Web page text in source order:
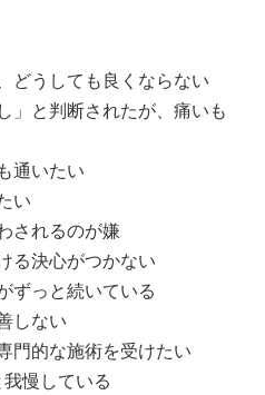
どうしても良くならない
」と判断されたが、痛いも
通いたい
い
されるのが嫌
る決心がつかない
ずっと続いている
しない
門的な施術を受けたい
慢している